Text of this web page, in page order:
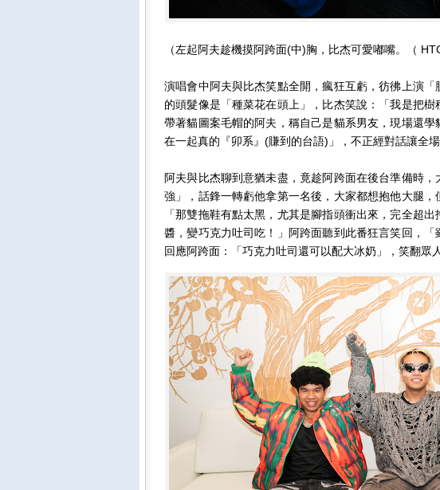
（左起阿夫趁機摸阿跨面(中)胸，比杰可愛嘟嘴。（
演唱會中阿夫與比杰笑點全開，瘋狂互虧，彷彿上演
的頭髮像是「種菜花在頭上」，比杰笑說：「我是把
帶著貓圖案毛帽的阿夫，稱自己是貓系男友，現場還
在一起真的『卯系』(賺到的台語)」，不正經對話讓全場
阿夫與比杰聊到意猶未盡，竟趁阿跨面在後台準備時
強」，話鋒一轉虧他拿第一名後，大家都想抱他大腿，
「那雙拖鞋有點太黑，尤其是腳指頭衝出來，完全超
醬，變巧克力吐司吃！」阿跨面聽到此番狂言笑回，
回應阿跨面：「巧克力吐司還可以配大冰奶」，笑翻眾人